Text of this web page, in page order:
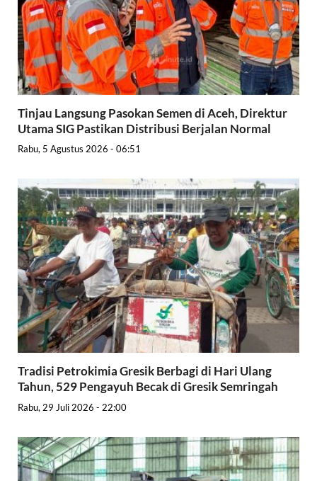
Tinjau Langsung Pasokan Semen di Aceh, Direktur
Utama SIG Pastikan Distribusi Berjalan Normal
Rabu, 5 Agustus 2026 - 06:51
Tradisi Petrokimia Gresik Berbagi di Hari Ulang
Tahun, 529 Pengayuh Becak di Gresik Semringah
Rabu, 29 Juli 2026 - 22:00